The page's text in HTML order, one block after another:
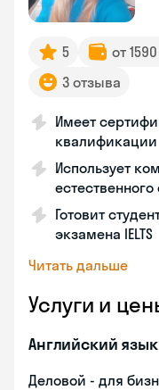
5 от
3 отзыва
Имеет
квалификации
Использует
Готовит
экзамена IELTS
Читать дальше
Услуги и
Английский язык
Деловой - для